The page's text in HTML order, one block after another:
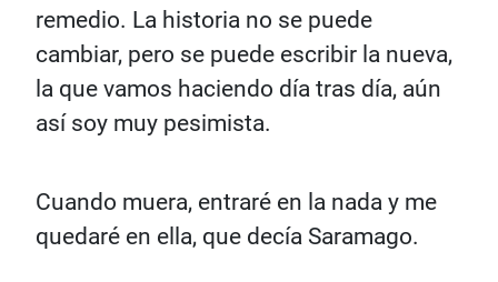
remedio. La historia no se puede
cambiar, pero se puede escribir la nueva,
la que vamos haciendo día tras día, aún
así soy muy pesimista.
Cuando muera, entraré en la nada y me
quedaré en ella, que decía Saramago.